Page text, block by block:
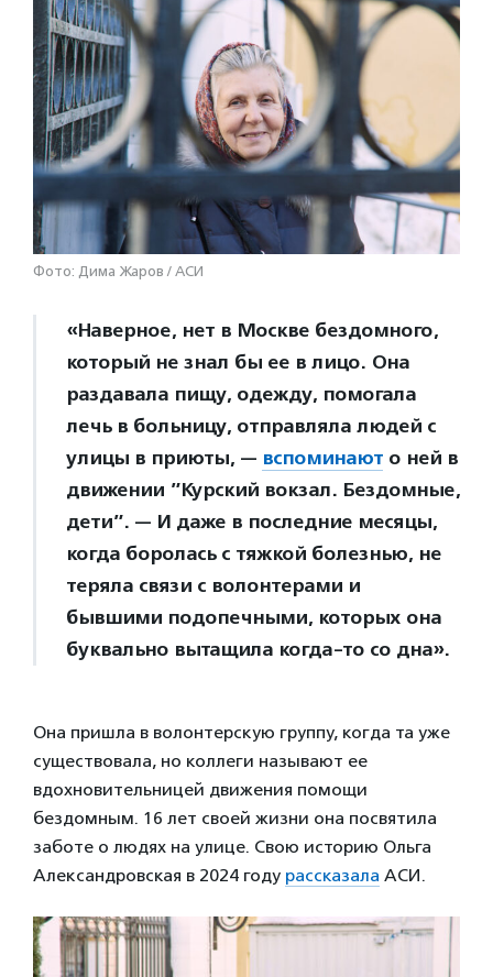
Фото: Дима Жаров / АСИ
«Наверное, нет в Москве бездомного,
который не знал бы ее в лицо. Она
раздавала пищу, одежду, помогала
лечь в больницу, отправляла людей с
улицы в приюты, — вспоминают о ней в
движении ”Курский вокзал. Бездомные,
дети”. — И даже в последние месяцы,
когда боролась с тяжкой болезнью, не
теряла связи с волонтерами и
бывшими подопечными, которых она
буквально вытащила когда-то со дна».
Она пришла в волонтерскую группу, когда та уже
существовала, но коллеги называют ее
вдохновительницей движения помощи
бездомным. 16 лет своей жизни она посвятила
заботе о людях на улице. Свою историю Ольга
Александровская в 2024 году рассказала АСИ.